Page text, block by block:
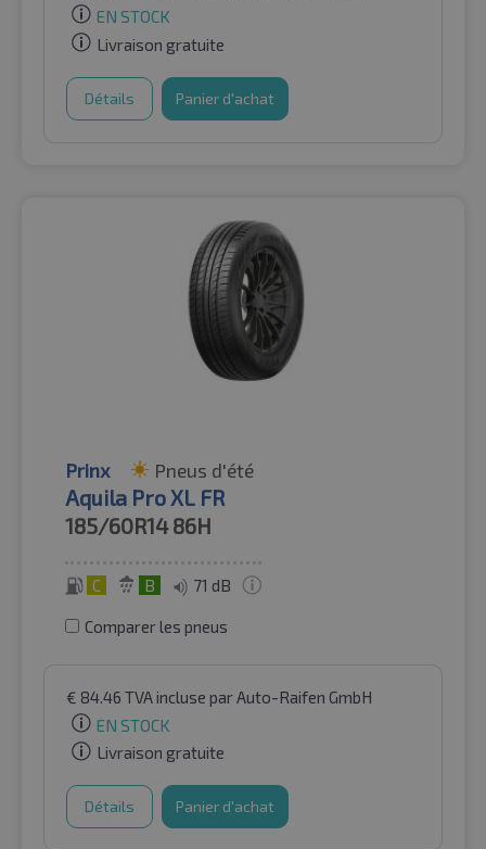
EN STOCK
Livraison gratuite
Détails Panier d'achat
Prinx Pneus d'été
Aquila Pro XL FR
185/60R14 86H
C B 71 dB
Comparer les pneus
€ 84.46 TVA incluse par Auto-Raifen GmbH
EN STOCK
Livraison gratuite
Détails Panier d'achat